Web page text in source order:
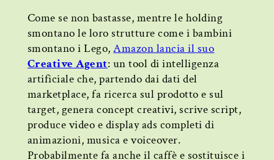
Come se non bastasse, mentre le holding
smontano le loro strutture come i bambini
smontano i Lego,Amazon lancia il suo
Creative Agent: un tool di intelligenza
artificiale che, partendo dai dati del
marketplace, fa ricerca sul prodotto e sul
target, genera concept creativi, scrive script,
produce video e display ads completi di
animazioni, musica e voiceover.
Probabilmente fa anche il caffè e sostituisce i